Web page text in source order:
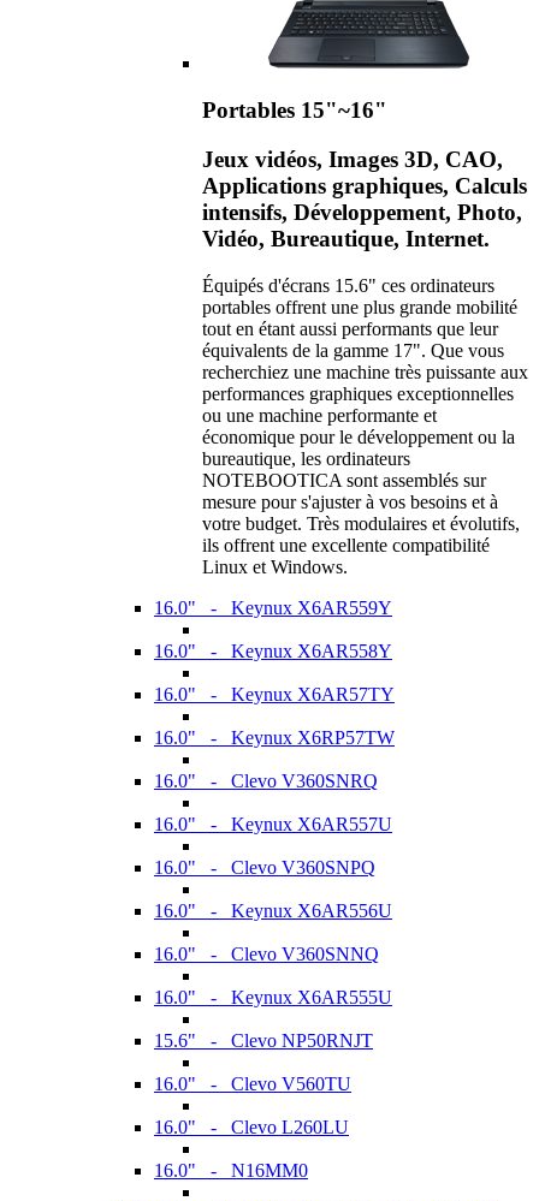
Portables 15"~16"
Jeux vidéos, Images 3D, CAO,
Applications graphiques, Calculs
intensifs, Développement, Photo,
Vidéo, Bureautique, Internet.
Équipés d'écrans 15.6" ces ordinateurs
portables offrent une plus grande mobilité
tout en étant aussi performants que leur
équivalents de la gamme 17". Que vous
recherchiez une machine très puissante aux
performances graphiques exceptionnelles
ou une machine performante et
économique pour le développement ou la
bureautique, les ordinateurs
NOTEBOOTICA sont assemblés sur
mesure pour s'ajuster à vos besoins et à
votre budget. Très modulaires et évolutifs,
ils offrent une excellente compatibilité
Linux et Windows.
16.0" - Keynux X6AR559Y
16.0" - Keynux X6AR558Y
16.0" - Keynux X6AR57TY
16.0" - Keynux X6RP57TW
16.0" - Clevo V360SNRQ
16.0" - Keynux X6AR557U
16.0" - Clevo V360SNPQ
16.0" - Keynux X6AR556U
16.0" - Clevo V360SNNQ
16.0" - Keynux X6AR555U
15.6" - Clevo NP50RNJT
16.0" - Clevo V560TU
16.0" - Clevo L260LU
16.0" - N16MM0